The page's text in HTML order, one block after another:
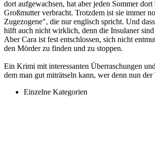
dort aufgewachsen, hat aber jeden Sommer dort
Großmutter verbracht. Trotzdem ist sie immer
Zugezogene", die nur englisch spricht. Und
hilft auch nicht wirklich, denn die Insulaner sind
Aber Cara ist fest entschlossen, sich nicht
den Mörder zu finden und zu stoppen.
Ein Krimi mit interessanten Überraschungen
dem man gut miträtseln kann, wer denn nun der
Einzelne Kategorien